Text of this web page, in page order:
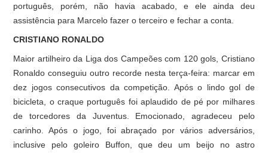
português, porém, não havia acabado, e ele ainda deu
assistência para Marcelo fazer o terceiro e fechar a conta.
CRISTIANO RONALDO
Maior artilheiro da Liga dos Campeões com 120 gols, Cristiano
Ronaldo conseguiu outro recorde nesta terça-feira: marcar em
dez jogos consecutivos da competição. Após o lindo gol de
bicicleta, o craque português foi aplaudido de pé por milhares
de torcedores da Juventus. Emocionado, agradeceu pelo
carinho. Após o jogo, foi abraçado por vários adversários,
inclusive pelo goleiro Buffon, que deu um beijo no astro